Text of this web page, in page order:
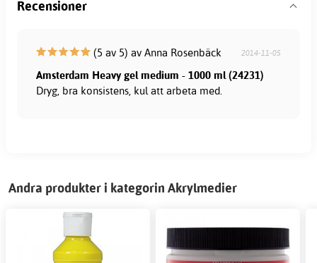
Recensioner
(5 av 5) av Anna Rosenbäck 2014-11-05
Amsterdam Heavy gel medium - 1000 ml (24231)
Dryg, bra konsistens, kul att arbeta med.
Andra produkter i kategorin Akrylmedier